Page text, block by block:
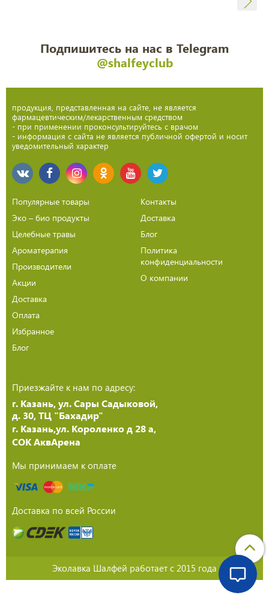
Подпишитесь на нас в Telegram
@shalfeyclub
продукция, представленная на сайте, не является
фармацевтическим/лекарственным средством
- при применении проконсультируйтесь с врачом
- информация с сайта не является публичной офертой и носит
уведомительный характер
Популярные товары
Эко – био продукты
Целебные травы
Ароматерапия
Производители
Акции
Доставка
Оплата
Избранное
Блог
Контакты
Доставка
Блог
Политика
конфиденциальности
О компании
Приезжайте к нам по адресу:
г. Казань, ул. Сары Садыковой,
д. 30, ТЦ "Бахадир"
г. Казань,ул. Короленко д 28 а,
СОК АквАрена
Мы принимаем к оплате
Доставка по всей России
Эколавка Шалфей работает с 2015 года